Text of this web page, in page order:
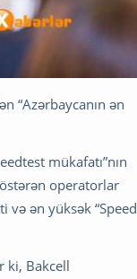
“Azərbaycanın ən
mükafatı”nın
operatorlar
ən yüksək “Speed
ki, Bakcell